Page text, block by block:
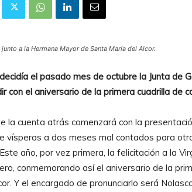
a la Hermana Mayor de Santa María del Alcor.
el pasado mes de octubre la Junta de
con el aniversario de la primera cuadrilla de
la cuenta atrás comenzará con la
vísperas a dos meses mal contados para
año, por vez primera, la felicitación a la
conmemorando así el aniversario de la
Y el encargado de pronunciarlo será